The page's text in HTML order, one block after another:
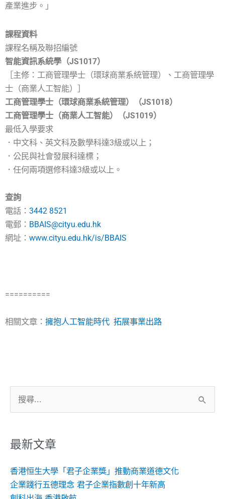
產業進步。」
課程資料
課程名稱及聯招編號
智能資訊系統學（JS1017）
［主修：工商管理學士（環球商業系統管理）、工商管理學
士（商業人工智能）］
工商管理學士（環球商業系統管理）（JS1018）
工商管理學士（商業人工智能）（JS1019）
最低入學要求
．中文科、英文科及數學科達3級或以上；
．公民與社會發展科達標；
．任何兩項選修科達3級或以上。
查詢
電話： 3442 8521
電郵： BBAIS@cityu.edu.hk
網址： www.cityu.edu.hk/is/BBAIS
==========
相關文章： 擁抱人工智能時代 拓展事業出路
尋
鍵
最新文章
香港恒生大學「君子企業獎」推動商業道德文化
企業踐行五德理念 君子企業指數創十年新高